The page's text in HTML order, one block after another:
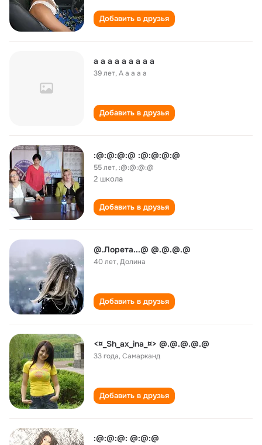
Добавить в друзья
a a a a a a a a a
39 лет,A a a a a
Добавить в друзья
:@:@:@:@ :@:@:@:@
55 лет, :@:@:@:@
2 школа
Добавить в друзья
@.Лорета...@ @.@.@.@
40 лет,Долина
Добавить в друзья
<¤_Sh_ax_ina_¤> @.@.@.@.@
33 года,Самарканд
Добавить в друзья
:@:@:@: @:@:@